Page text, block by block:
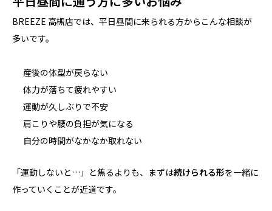
BREEZE 高槻店では、平日昼間に来られる方からこんな相談が
多いです。
産後の体型が戻らない
体力が落ちて疲れやすい
運動が久しぶりで不安
肩こりや腰の負担が気になる
自分の時間がなかなか取れない
「運動しないと…」と焦るよりも、まずは続けられる形を一緒に
作っていくことが近道です。